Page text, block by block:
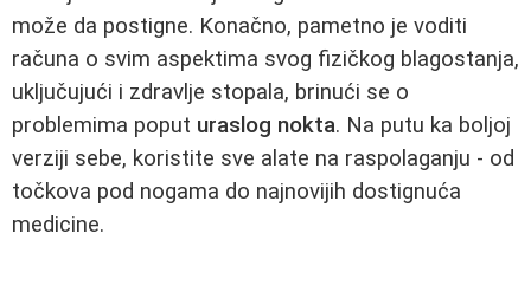
može da postigne. Konačno, pametno je voditi
računa o svim aspektima svog fizičkog blagostanja,
uključujući i zdravlje stopala, brinući se o
problemima poput uraslog nokta. Na putu ka boljoj
verziji sebe, koristite sve alate na raspolaganju - od
točkova pod nogama do najnovijih dostignuća
medicine.